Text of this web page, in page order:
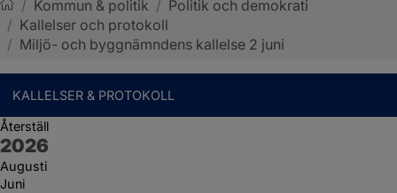
Sotenäs kommun
/ Kommun & politik / Politik och demokrati
/ Kallelser och protokoll
/ Miljö- och byggnämndens kallelse 2 juni
KALLELSER & PROTOKOLL
Återställ
År:
2026
Augusti
Juni